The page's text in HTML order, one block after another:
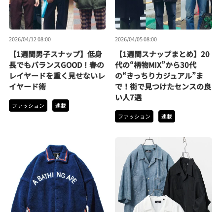
2026/04/12 08:00
【1週間男子スナップ】低身
長でもバランスGOOD！春の
レイヤードを重く見せないレ
イヤード術
ファッション 連載
2026/04/05 08:00
【1週間スナップまとめ】20
代の“柄物MIX”から30代
の“きっちりカジュアル”ま
で！街で見つけたセンスの良
い人7選
ファッション 連載